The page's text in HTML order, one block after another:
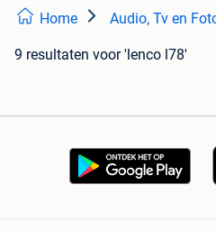
Home Audio, Tv en
9 resultaten voor 'lenco l78'